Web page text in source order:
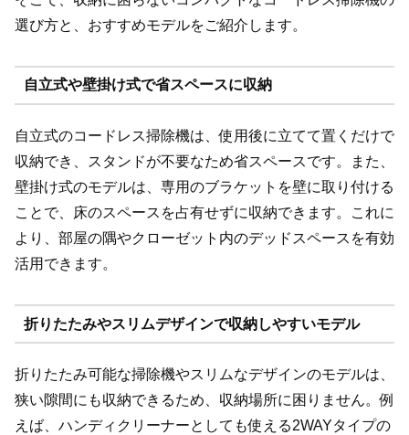
選び方と、おすすめモデルをご紹介します。
自立式や壁掛け式で省スペースに収納
自立式のコードレス掃除機は、使用後に立てて置くだけで
収納でき、スタンドが不要なため省スペースです。また、
壁掛け式のモデルは、専用のブラケットを壁に取り付ける
ことで、床のスペースを占有せずに収納できます。これに
より、部屋の隅やクローゼット内のデッドスペースを有効
活用できます。
折りたたみやスリムデザインで収納しやすいモデル
折りたたみ可能な掃除機やスリムなデザインのモデルは、
狭い隙間にも収納できるため、収納場所に困りません。例
えば、ハンディクリーナーとしても使える2WAYタイプの